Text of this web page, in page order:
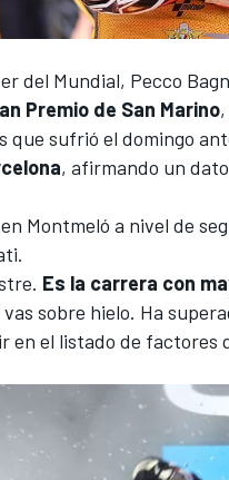
del Mundial, Pecco
Premio de San Marino
que sufrió el domingo
, afirmando un
Montmeló a nivel de
.
Es la carrera con
sobre hielo. Ha
en el listado de factores